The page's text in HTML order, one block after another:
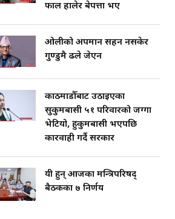
फाल हालेर बेपत्ता भए
ओलीको अपमान सहन नसकेर
गुण्डुमै ढले जेएन
काठमाडौँबाट उठाइएका
सुकुमबासी ५१ परिवारको जग्गा
भेटियो, हुकुमबासी भएपछि
कारवाही गर्दै सरकार
यी हुन् आजका मन्त्रिपरिषद्
बैठकका ७ निर्णय